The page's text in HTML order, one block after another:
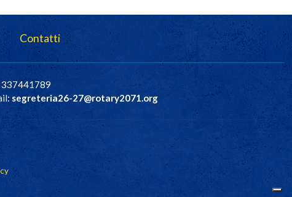
Contatti
337441789
segreteria26-27@rotary2071.org